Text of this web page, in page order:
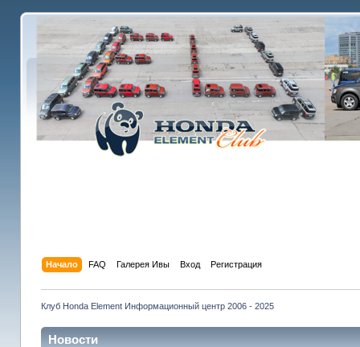
Начало FAQ Галерея Ивы Вход Регистрация
Клуб Honda Element Информационный центр 2006 - 2025
Новости